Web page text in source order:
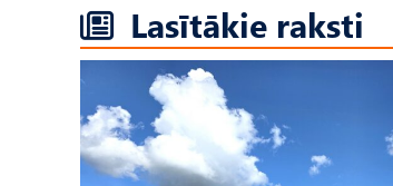
Lasītākie raksti